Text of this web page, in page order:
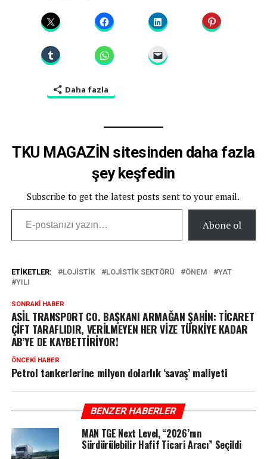
Daha fazla
TKU MAGAZİN sitesinden daha fazla
şey keşfedin
Subscribe to get the latest posts sent to your email.
E-postanızı yazın…
Abone ol
ETIKETLER: LOJISTIK LOJISTIK SEKTÖRÜ ÖNEM
YAT
YILI
SONRAKI HABER
ASİL TRANSPORT CO. BAŞKANI ARMAĞAN ŞAHİN: TİCARET
ÇİFT TARAFLIDIR, VERİLMEYEN HER VİZE TÜRKİYE KADAR
AB’YE DE KAYBETTİRİYOR!
ÖNCEKI HABER
Petrol tankerlerine milyon dolarlık ‘savaş’ maliyeti
BENZER HABERLER
MAN TGE Next Level, “2026’nın
Sürdürülebilir Hafif Ticari Aracı” Seçildi